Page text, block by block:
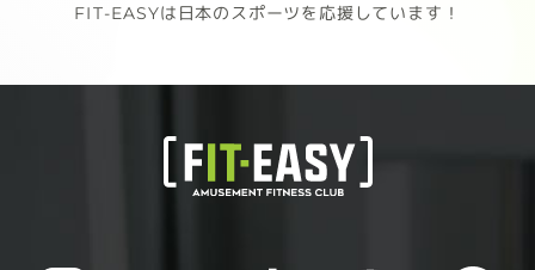
FIT-EASYは日本のスポーツを応援しています！